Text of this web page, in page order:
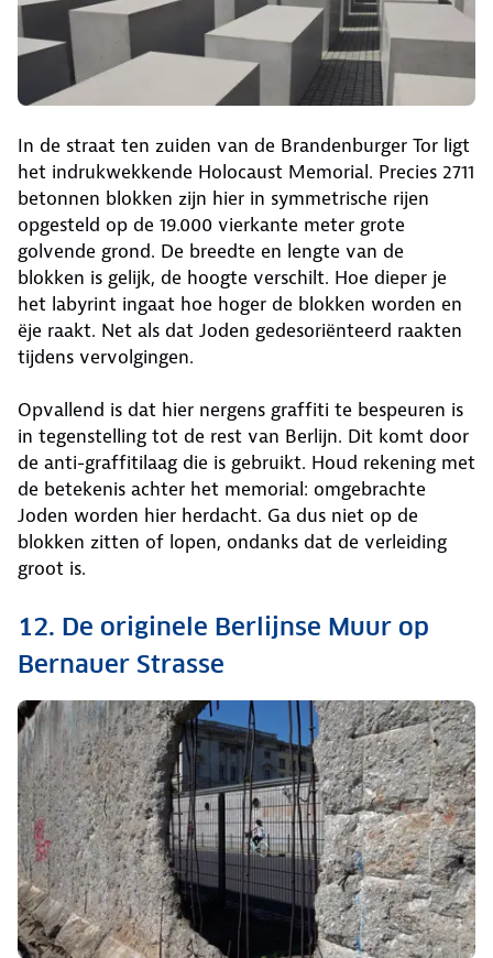
In de straat ten zuiden van de Brandenburger Tor ligt
het indrukwekkende Holocaust Memorial. Precies 2711
betonnen blokken zijn hier in symmetrische rijen
opgesteld op de 19.000 vierkante meter grote
golvende grond. De breedte en lengte van de
blokken is gelijk, de hoogte verschilt. Hoe dieper je
het labyrint ingaat hoe hoger de blokken worden en
ëje raakt. Net als dat Joden gedesoriënteerd raakten
tijdens vervolgingen.
Opvallend is dat hier nergens graffiti te bespeuren is
in tegenstelling tot de rest van Berlijn. Dit komt door
de anti-graffitilaag die is gebruikt. Houd rekening met
de betekenis achter het memorial: omgebrachte
Joden worden hier herdacht. Ga dus niet op de
blokken zitten of lopen, ondanks dat de verleiding
groot is.
12. De originele Berlijnse Muur op
Bernauer Strasse